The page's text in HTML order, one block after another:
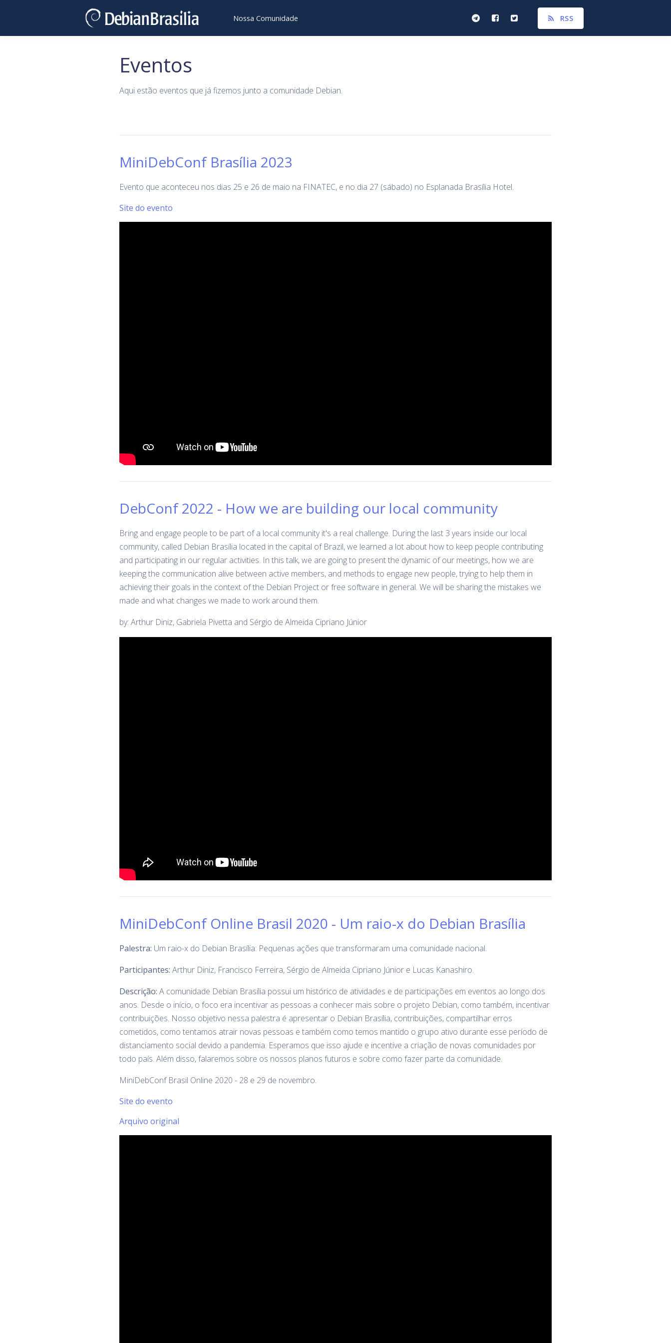
Nossa Comunidade RSS
Eventos
Aqui estão eventos que já fizemos junto a comunidade Debian.
MiniDebConf Brasília 2023
Evento que aconteceu nos dias 25 e 26 de maio na FINATEC, e no dia 27 (sábado) no Esplanada Brasília Hotel.
Site do evento
DebConf 2022 - How we are building our local community
Bring and engage people to be part of a local community it's a real challenge. During the last 3 years inside our local
community, called Debian Brasília located in the capital of Brazil, we learned a lot about how to keep people contributing
and participating in our regular activities. In this talk, we are going to present the dynamic of our meetings, how we are
keeping the communication alive between active members, and methods to engage new people, trying to help them in
achieving their goals in the context of the Debian Project or free software in general. We will be sharing the mistakes we
made and what changes we made to work around them.
by: Arthur Diniz, Gabriela Pivetta and Sérgio de Almeida Cipriano Júnior
MiniDebConf Online Brasil 2020 - Um raio-x do Debian Brasília
Palestra: Um raio-x do Debian Brasília: Pequenas ações que transformaram uma comunidade nacional.
Participantes: Arthur Diniz, Francisco Ferreira, Sérgio de Almeida Cipriano Júnior e Lucas Kanashiro.
Descrição: A comunidade Debian Brasília possui um histórico de atividades e de participações em eventos ao longo dos
anos. Desde o início, o foco era incentivar as pessoas a conhecer mais sobre o projeto Debian, como também, incentivar
contribuições. Nosso objetivo nessa palestra é apresentar o Debian Brasília, contribuições, compartilhar erros
cometidos, como tentamos atrair novas pessoas e também como temos mantido o grupo ativo durante esse período de
distanciamento social devido a pandemia. Esperamos que isso ajude e incentive a criação de novas comunidades por
todo país. Além disso, falaremos sobre os nossos planos futuros e sobre como fazer parte da comunidade.
MiniDebConf Brasil Online 2020 - 28 e 29 de novembro.
Site do evento
Arquivo original